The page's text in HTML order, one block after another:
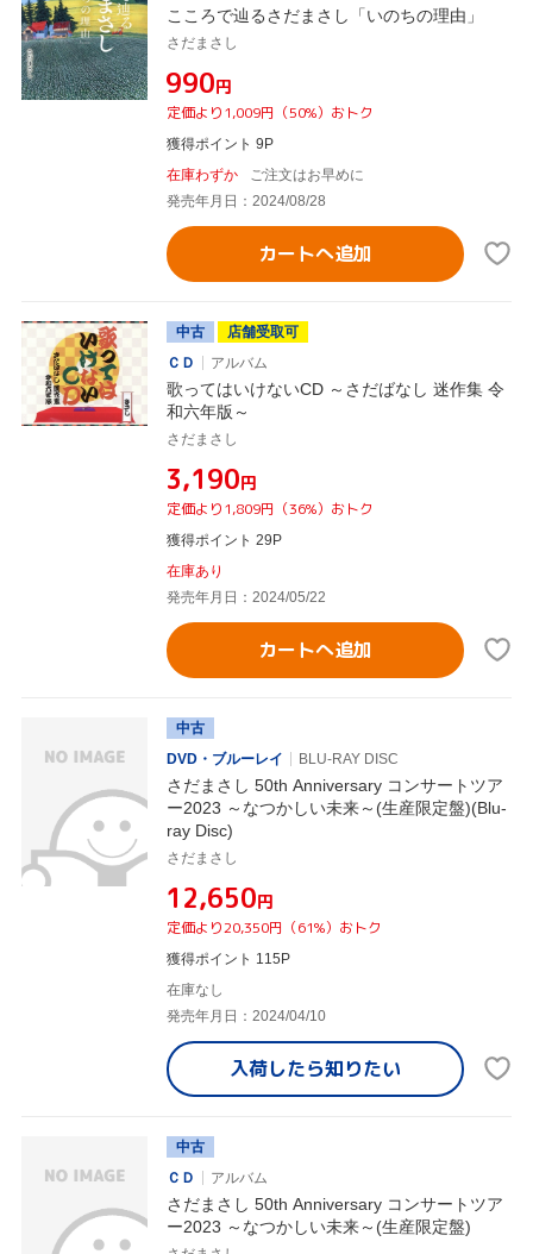
こころで辿るさだまさし「いのちの理由」
さだまさし
¥990円
定価より1,009円（50%）おトク
獲得ポイント 9P
在庫わずか
ご注文はお早めに
発売年月日：2024/08/28
カートへ追加
中古
店舗受取可
ＣＤ
アルバム
歌ってはいけないCD ～さだばなし 迷作集 令
和六年版～
さだまさし
¥3,190円
定価より1,809円（36%）おトク
獲得ポイント 29P
在庫あり
発売年月日：2024/05/22
カートへ追加
中古
DVD・ブルーレイ
BLU-RAY DISC
さだまさし 50th Anniversary コンサートツア
ー2023 ～なつかしい未来～(生産限定盤)(Blu-
ray Disc)
さだまさし
¥12,650円
定価より20,350円（61%）おトク
獲得ポイント 115P
在庫なし
発売年月日：2024/04/10
入荷したら知りたい
中古
ＣＤ
アルバム
さだまさし 50th Anniversary コンサートツア
ー2023 ～なつかしい未来～(生産限定盤)